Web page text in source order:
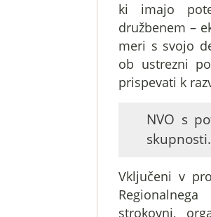
ki imajo
družbenem –
meri s svojo
ob ustrezni
prispevati k
NVO s
skupnosti.
Vključeni v
strokovni,